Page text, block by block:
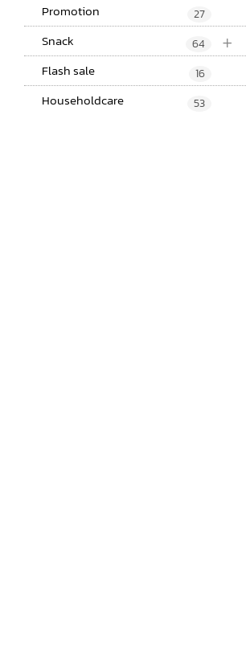
Promotion 27
+
Snack 64
Flash sale 16
Householdcare 53